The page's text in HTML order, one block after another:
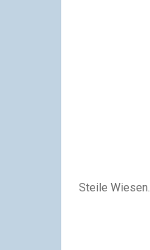
Steile Wiesen.